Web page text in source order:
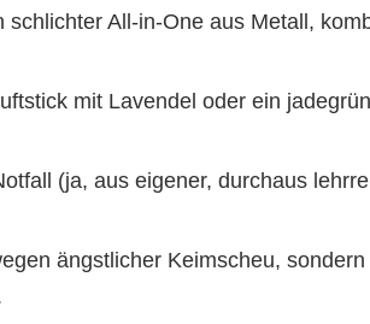
All-in-One aus Metall,
mit Lavendel oder ein
(ja, aus eigener, durchaus
ängstlicher Keimscheu, sondern